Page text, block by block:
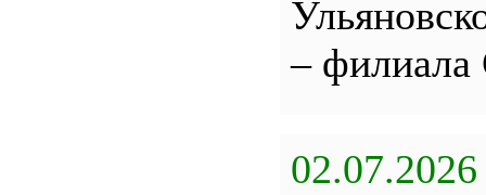
–
02.07.2026